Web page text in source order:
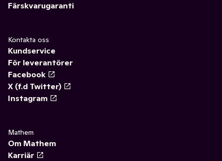
Färskvarugaranti
Kontakta oss
Kundservice
För leverantörer
Facebook
X (f.d Twitter)
Instagram
Mathem
Om Mathem
Karriär